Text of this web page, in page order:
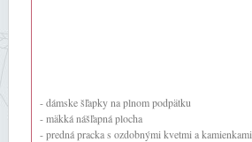
- dámske šľapky na plnom podpätku
- mäkká nášľapná plocha
- predná pracka s ozdobnými kvetmi a kamienkami